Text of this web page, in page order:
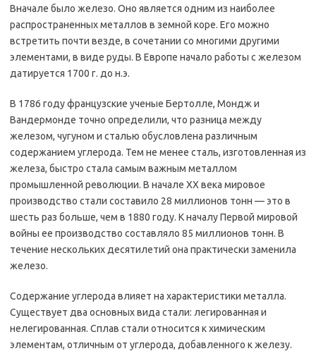
Вначале было железо. Оно является одним из наиболее
распространенных металлов в земной коре. Его можно
встретить почти везде, в сочетании со многими другими
элементами, в виде руды. В Европе начало работы с железом
датируется 1700 г. до н.э.
В 1786 году французские ученые Бертолле, Мондж и
Вандермонде точно определили, что разница между
железом, чугуном и сталью обусловлена различным
содержанием углерода. Тем не менее сталь, изготовленная из
железа, быстро стала самым важным металлом
промышленной революции. В начале XX века мировое
производство стали составило 28 миллионов тонн — это в
шесть раз больше, чем в 1880 году. К началу Первой мировой
войны ее производство составляло 85 миллионов тонн. В
течение нескольких десятилетий она практически заменила
железо.
Содержание углерода влияет на характеристики металла.
Существует два основных вида стали: легированная и
нелегированная. Сплав стали относится к химическим
элементам, отличным от углерода, добавленного к железу.